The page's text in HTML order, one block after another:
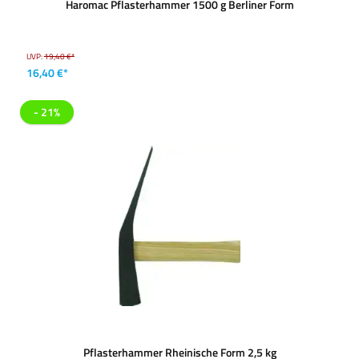
Haromac Pflasterhammer 1500 g Berliner Form
UVP:19,40 €*
16,40 €*
- 21%
Pflasterhammer Rheinische Form 2,5 kg